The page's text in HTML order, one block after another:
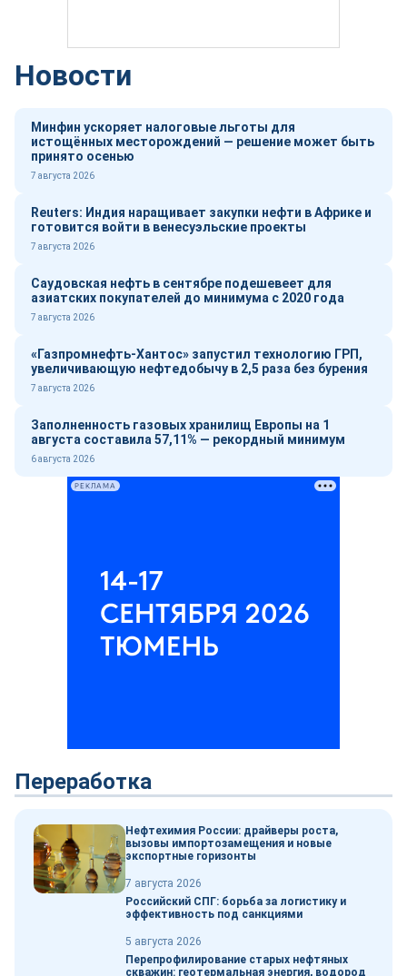
Новости
Минфин ускоряет налоговые льготы для
истощённых месторождений — решение может быть
принято осенью
7 августа 2026
Reuters: Индия наращивает закупки нефти в Африке и
готовится войти в венесуэльские проекты
7 августа 2026
Саудовская нефть в сентябре подешевеет для
азиатских покупателей до минимума с 2020 года
7 августа 2026
«Газпромнефть-Хантос» запустил технологию ГРП,
увеличивающую нефтедобычу в 2,5 раза без бурения
7 августа 2026
Заполненность газовых хранилищ Европы на 1
августа составила 57,11% — рекордный минимум
6 августа 2026
РЕКЛАМА
Переработка
Нефтехимия России: драйверы роста,
вызовы импортозамещения и новые
экспортные горизонты
7 августа 2026
Российский СПГ: борьба за логистику и
эффективность под санкциями
5 августа 2026
Перепрофилирование старых нефтяных
скважин: геотермальная энергия, водород